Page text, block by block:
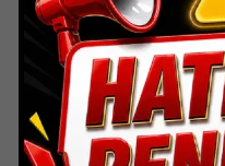
Indoor
Lihat Detail